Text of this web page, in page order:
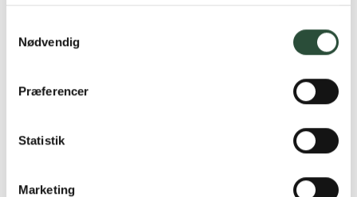
Nødvendig
Præferencer
Statistik
Marketing